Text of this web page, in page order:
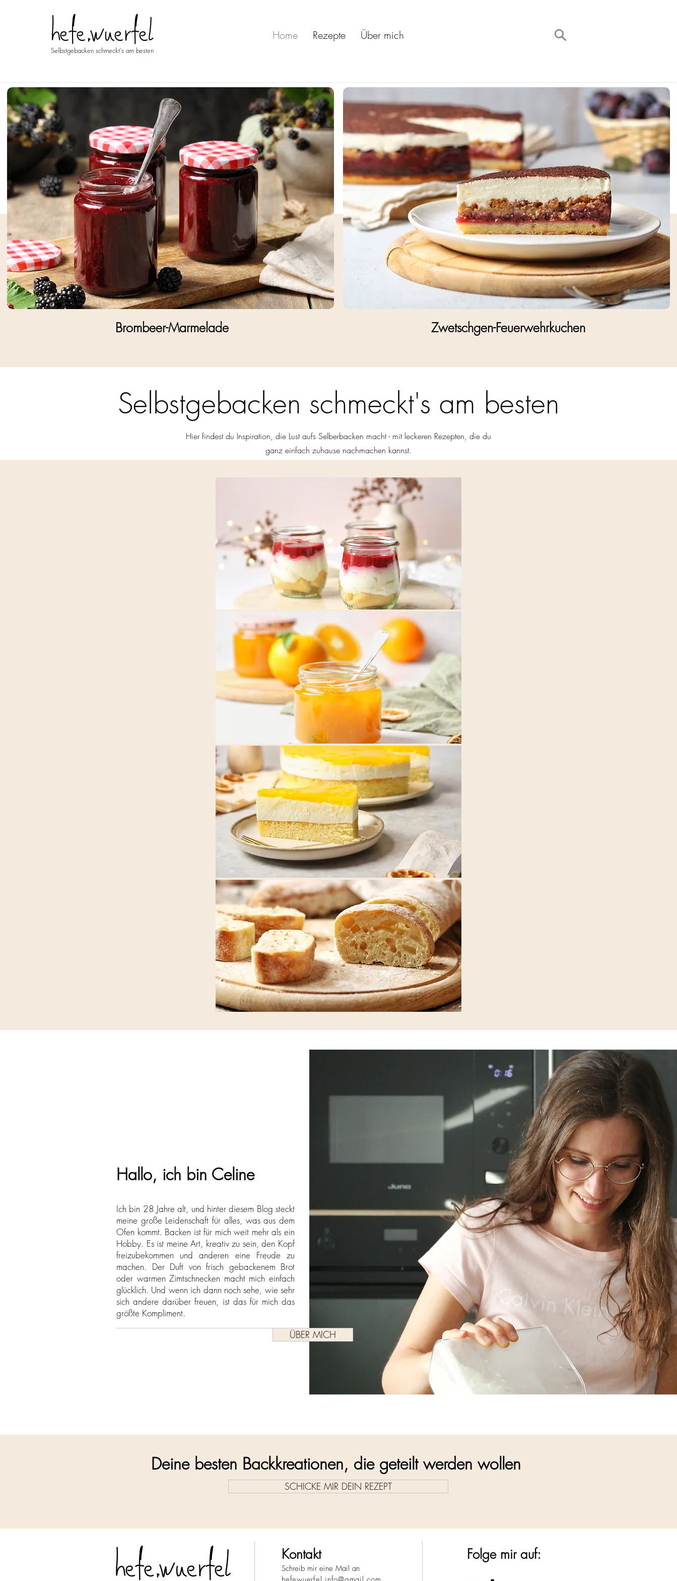
hefe.wuerfel
Selbstgebacken schmeckt's am besten
Home Rezepte Über mich
Brombeer-Marmelade Zwetschgen-Feuerwehrkuchen
Selbstgebacken schmeckt's am besten
Hier findest du Inspiration, die Lust aufs Selberbacken macht - mit leckeren Rezepten, die du
ganz einfach zuhause nachmachen kannst.
Hallo, ich bin Celine
Ich bin 28 Jahre alt, und hinter diesem Blog steckt
meine große Leidenschaft für alles, was aus dem
Ofen kommt. Backen ist für mich weit mehr als ein
Hobby. Es ist meine Art, kreativ zu sein, den Kopf
freizubekommen und anderen eine Freude zu
machen. Der Duft von frisch gebackenem Brot
oder warmen Zimtschnecken macht mich einfach
glücklich. Und wenn ich dann noch sehe, wie sehr
sich andere darüber freuen, ist das für mich das
größte Kompliment.
ÜBER MICH
Deine besten Backkreationen, die geteilt werden wollen
SCHICKE MIR DEIN REZEPT
hefe.wuerfel Kontakt
Schreib mir eine Mail an
Folge mir auf: